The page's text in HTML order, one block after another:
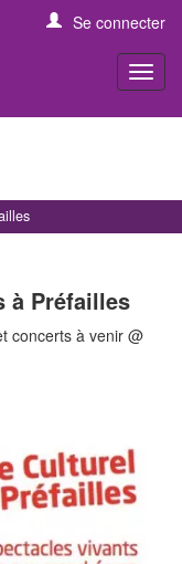
Se connecter
à Préfailles
concerts à venir @